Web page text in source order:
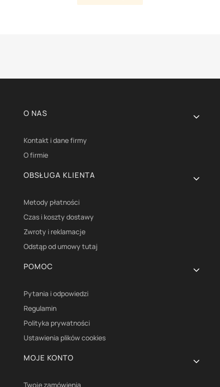
Linki w stopce
O NAS
Kontakt i dane firmy
O firmie
OBSŁUGA KLIENTA
Metody płatności
Czas i koszty dostawy
Zwroty i reklamacje
Odstąp od umowy tutaj
POMOC
Pytania i odpowiedzi
Regulamin
Polityka prywatności
Ustawienia plików cookies
MOJE KONTO
Twoje zamówienia